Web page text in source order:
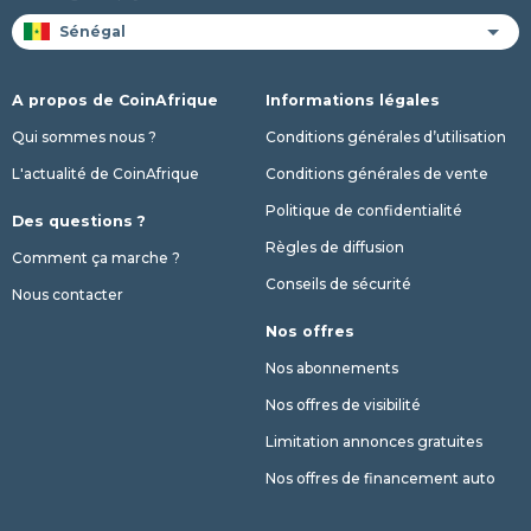
A propos de CoinAfrique
Qui sommes nous ?
L'actualité de CoinAfrique
Des questions ?
Comment ça marche ?
Nous contacter
Informations légales
Conditions générales d’utilisation
Conditions générales de vente
Politique de confidentialité
Règles de diffusion
Conseils de sécurité
Nos offres
Nos abonnements
Nos offres de visibilité
Limitation annonces gratuites
Nos offres de financement auto